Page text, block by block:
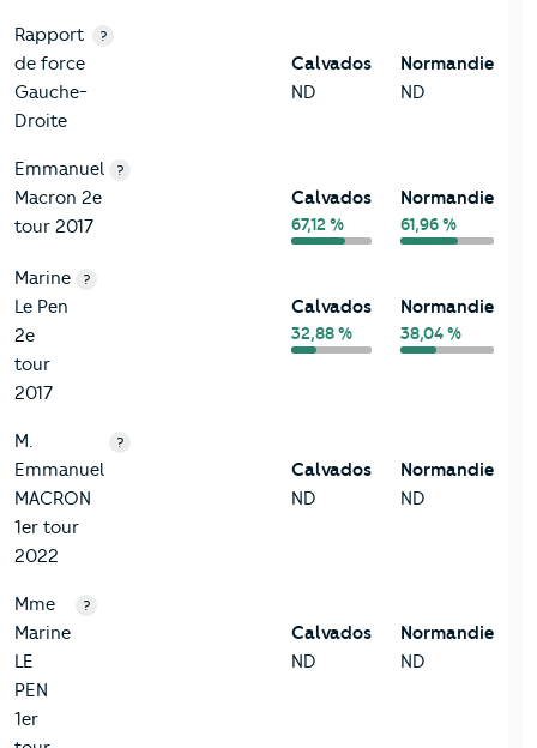
Rapport
de force
Gauche-
Droite
?
Calvados
ND
Normandie
ND
Emmanuel
Macron 2e
tour 2017
?
Calvados
67,12 %
Normandie
61,96 %
Marine
Le Pen
2e
tour
2017
?
Calvados
32,88 %
Normandie
38,04 %
M.
Emmanuel
MACRON
1er tour
2022
?
Calvados
ND
Normandie
ND
Mme
Marine
LE
PEN
1er
?
Calvados
ND
Normandie
ND